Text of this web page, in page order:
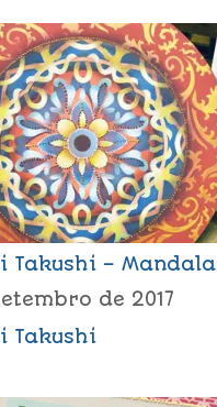
Takushi – Mandala
de 2017
Takushi